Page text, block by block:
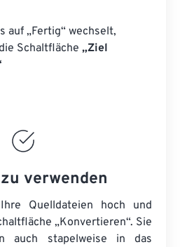
auf „Fertig“ wechselt,
Schaltfläche „Ziel
verwenden
Quelldateien hoch und
„Konvertieren“. Sie
auch stapelweise in das